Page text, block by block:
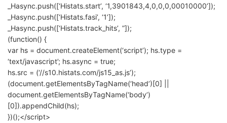
_Hasync.push([‘Histats.start’, ‘1,3901843,4,0,0,0,00010000’]);
_Hasync.push([‘Histats.fasi’, ‘1’]);
_Hasync.push([‘Histats.track_hits’, ”]);
(function() {
var hs = document.createElement(‘script’); hs.type =
‘text/javascript’; hs.async = true;
hs.src = (‘//s10.histats.com/js15_as.js’);
(document.getElementsByTagName(‘head’)[0] ||
document.getElementsByTagName(‘body’)
[0]).appendChild(hs);
})();</script>